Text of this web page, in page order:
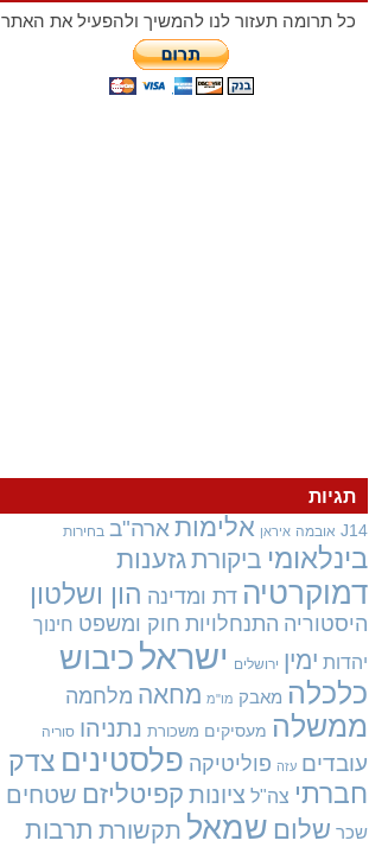
כל תרומה תעזור לנו להמשיך ולהפעיל את האתר
תגיות
J14 אובמה איראן אלימות ארה"ב בחירות
בינלאומי ביקורתגזענות
דמוקרטיה דת ומדינה הון ושלטון
היסטוריה התנחלויות חוק ומשפט חינוך
יהדות ימין ירושלים ישראל כיבוש
כלכלה מאבק מו"מ מחאה מלחמה
ממשלה מעסיקים משכורת נתניהו סוריה
עובדים עזה פוליטיקה פלסטינים צדק
חברתי צה"ל ציונות קפיטליזם שטחים
שכר שלום שמאל תקשורת תרבות